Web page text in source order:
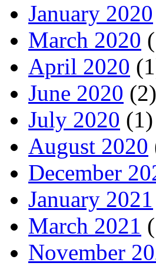
January 2020
March 2020
April 2020
June 2020 (2)
July 2020 (1)
August 2020
December
January 2021
March 2021
November